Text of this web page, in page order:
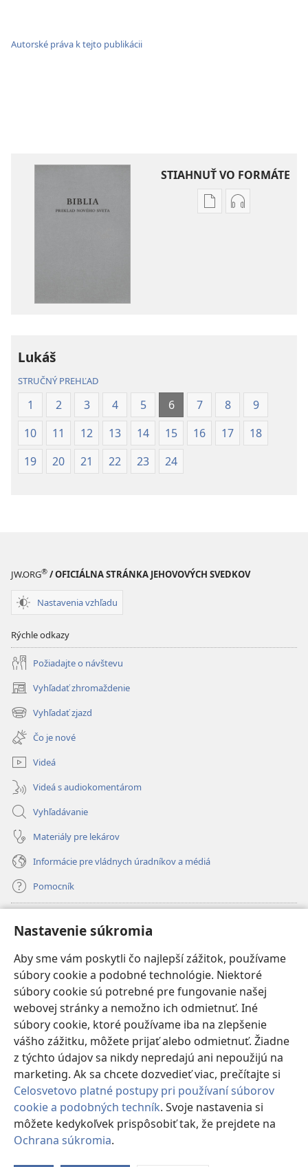
Nastavenie súkromia
Aby sme vám poskytli čo najlepší zážitok, používame
súbory cookie a podobné technológie. Niektoré
súbory cookie sú potrebné pre fungovanie našej
webovej stránky a nemožno ich odmietnuť. Iné
súbory cookie, ktoré používame iba na zlepšenie
vášho zážitku, môžete prijať alebo odmietnuť. Žiadne
z týchto údajov sa nikdy nepredajú ani nepoužijú na
marketing. Ak sa chcete dozvedieť viac, prečítajte si
Celosvetovo platné postupy pri používaní súborov
cookie a podobných techník. Svoje nastavenia si
môžete kedykoľvek prispôsobiť tak, že prejdete na
Ochrana súkromia.
Autorské práva k tejto publikácii
STIAHNUŤ VO FORMÁTE
MožnostiMožnosti
Lukáš
STRUČNÝ PREHĽAD
1 2 3 4 5 6 7 8
9
10
11 12 13 14 15 16 17
18
19
20 21 22 23 24
JW.ORG® / OFICIÁLNA STRÁNKA JEHOVOVÝCH SVEDKOV
Nastavenia vzhľadu
Rýchle odkazy
Požiadajte o návštevu
Vyhľadať zhromaždenie
(otvorí
nové
okno)
Vyhľadať zjazd
(otvorí
nové
okno)
Čo je nové
Videá
Videá s audiokomentárom
Vyhľadávanie
Materiály pre lekárov
Informácie pre vládnych úradníkov a médiá
Pomocník
(otvorí
nové
okno)
INTERNETOVÁ KNIŽNICA Strážnej veže
(otvorí
nové
okno)JW Hub ®
(otvorí
nové
okno)JW Library
Watchtower Library
Copyright© 2026 Watch Tower Bible and Tract Society of Pennsylvania.
PODMIENKY POUŽÍVANIA